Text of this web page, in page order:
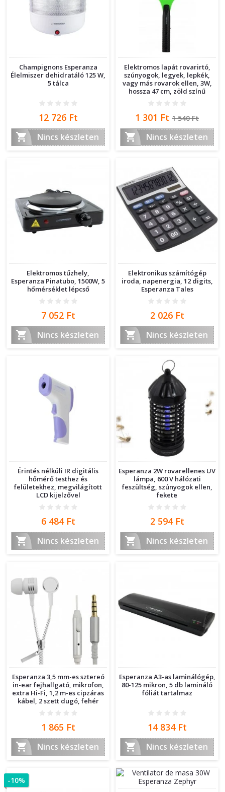
Champignons Esperanza
Élelmiszer dehidratáló 125 W,
5 tálca
Ár
12 726 Ft

Nincs készleten
Elektromos lapát rovarirtó,
szúnyogok, legyek, lepkék,
vagy más rovarok ellen, 3W,
hossza 47 cm, zöld színű
Ár
1 301 Ft Normál
ár
1 540 Ft
 Nincs készleten
Elektromos tűzhely,
Esperanza Pinatubo, 1500W, 5
hőmérséklet lépcső
Ár
7 052 Ft

Nincs készleten
Elektronikus számítógép
iroda, napenergia, 12 digits,
Esperanza Tales
Ár
2 026 Ft

Nincs készleten
Érintés nélküli IR digitális
hőmérő testhez és
felületekhez, megvilágított
LCD kijelzővel
Ár
6 484 Ft

Nincs készleten
Esperanza 2W rovarellenes UV
lámpa, 600 V hálózati
feszültség, szúnyogok ellen,
fekete
Ár
2 594 Ft

Nincs készleten
Esperanza 3,5 mm-es sztereó
in-ear fejhallgató, mikrofon,
extra Hi-Fi, 1,2 m-es cipzáras
kábel, 2 szett dugó, fehér
Ár
1 865 Ft

Nincs készleten
Esperanza A3-as laminálógép,
80-125 mikron, 5 db lamináló
fóliát tartalmaz
Ár
14 834 Ft

Nincs készleten
-10%